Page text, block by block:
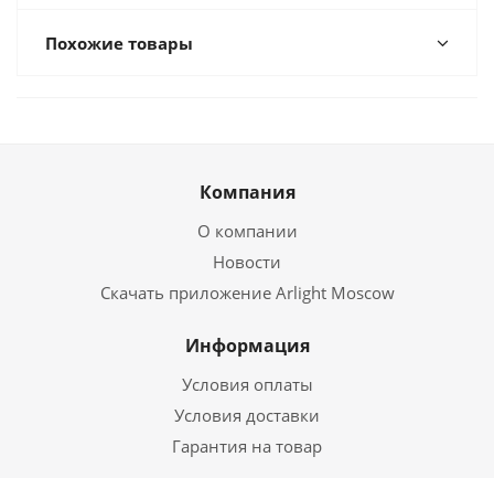
Похожие товары
Компания
О компании
Новости
Скачать приложение Arlight Moscow
Информация
Условия оплаты
Условия доставки
Гарантия на товар